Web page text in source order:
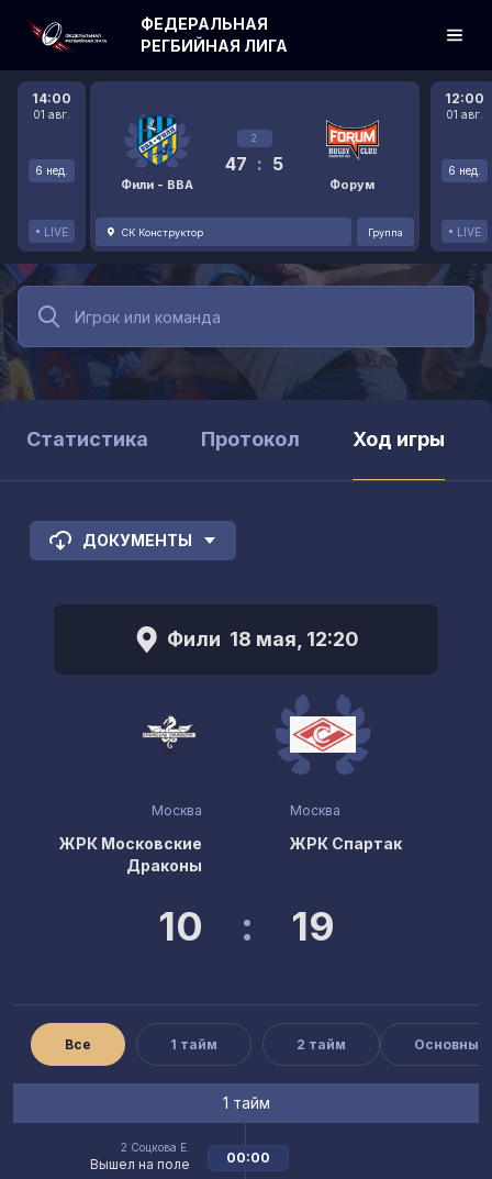
14:00
01 авг.
6 нед.
LIVE
Фили - ВВА
2
47 : 5
Форум
СК Конструктор Группа
12:00
01 авг.
6 нед.
LIVE
ФЕДЕРАЛЬНАЯ
РЕГБИЙНАЯ ЛИГА
Статистика Протокол Ход игры
ДОКУМЕНТЫ
Фили 18 мая, 12:20
Москва
ЖРК Московские
Драконы
10 : 19
Москва
ЖРК Спартак
Все 1 тайм 2 тайм Основные
1 тайм
2 Соцкова Е.
Вышел на поле 00:00